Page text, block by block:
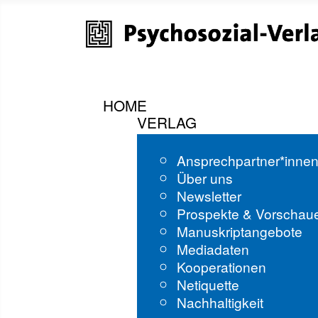
HOME
VERLAG
Über uns
Newsletter
Prospekte &
Manuskriptangebote
Mediadaten
Kooperationen
Netiquette
Nachhaltigkeit